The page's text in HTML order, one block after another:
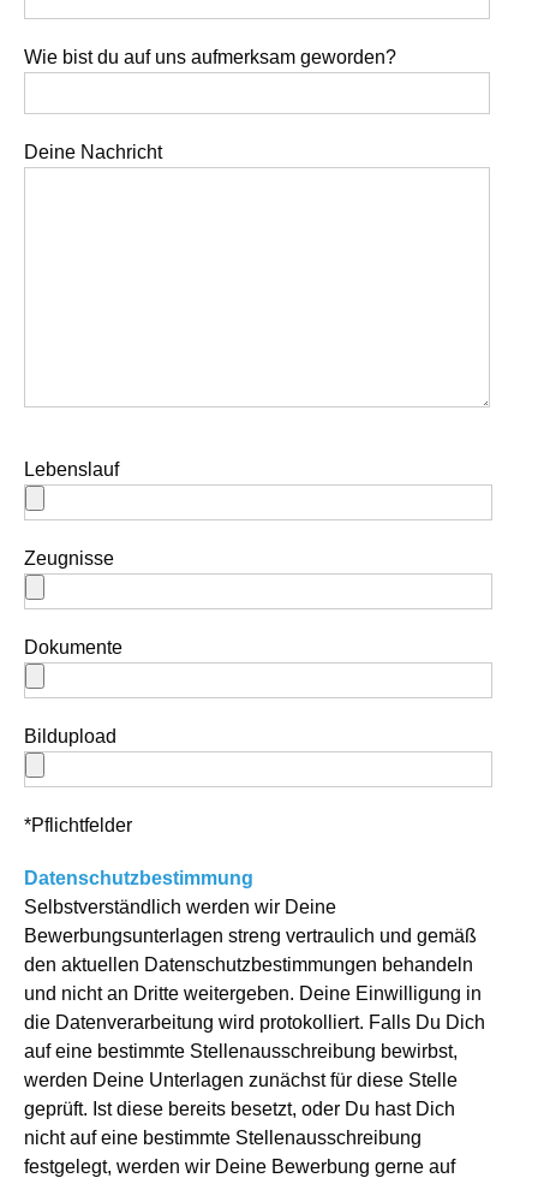
Wie bist du auf uns aufmerksam geworden?
Deine Nachricht
Lebenslauf
Zeugnisse
Dokumente
Bildupload
*Pflichtfelder
Datenschutzbestimmung
Selbstverständlich werden wir Deine
Bewerbungsunterlagen streng vertraulich und gemäß
den aktuellen Datenschutzbestimmungen behandeln
und nicht an Dritte weitergeben. Deine Einwilligung in
die Datenverarbeitung wird protokolliert. Falls Du Dich
auf eine bestimmte Stellenausschreibung bewirbst,
werden Deine Unterlagen zunächst für diese Stelle
geprüft. Ist diese bereits besetzt, oder Du hast Dich
nicht auf eine bestimmte Stellenausschreibung
festgelegt, werden wir Deine Bewerbung gerne auf